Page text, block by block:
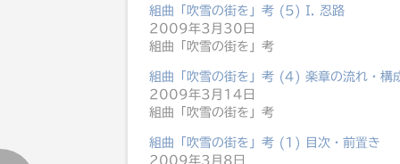
組曲「吹雪の街を」考 (5) I. 忍路
2009年3月30日
組曲「吹雪の街を」考
組曲「吹雪の街を」考 (4) 楽章の流れ・構
2009年3月14日
組曲「吹雪の街を」考
組曲「吹雪の街を」考 (1) 目次・前置き
2009年3月8日